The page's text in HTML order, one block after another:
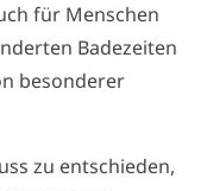
für Menschen
Badezeiten
besonderer
zu entschieden,